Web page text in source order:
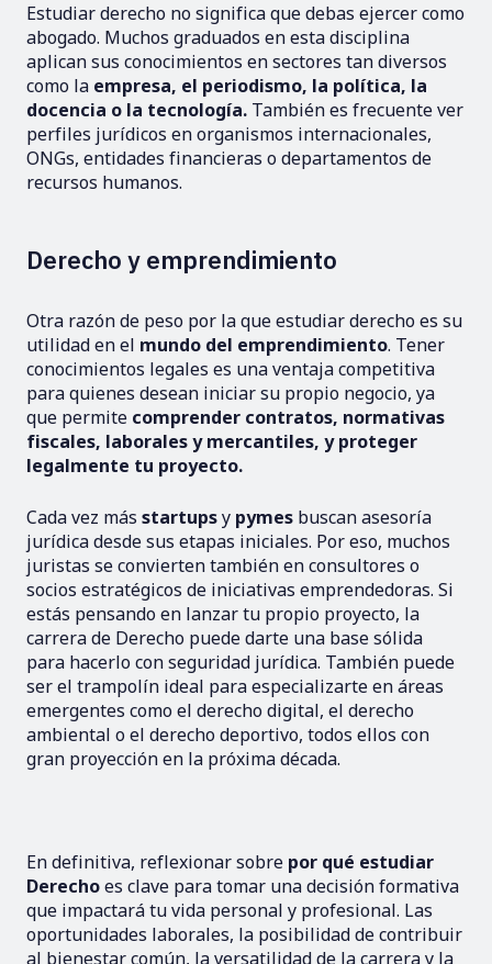
Estudiar derecho no significa que debas ejercer como
abogado. Muchos graduados en esta disciplina
aplican sus conocimientos en sectores tan diversos
como la empresa, el periodismo, la política, la
docencia o la tecnología. También es frecuente ver
perfiles jurídicos en organismos internacionales,
ONGs, entidades financieras o departamentos de
recursos humanos.
Derecho y emprendimiento
Otra razón de peso por la que estudiar derecho es su
utilidad en el mundo del emprendimiento. Tener
conocimientos legales es una ventaja competitiva
para quienes desean iniciar su propio negocio, ya
que permite comprender contratos, normativas
fiscales, laborales y mercantiles, y proteger
legalmente tu proyecto.
Cada vez más startupsy pymes buscan asesoría
jurídica desde sus etapas iniciales. Por eso, muchos
juristas se convierten también en consultores o
socios estratégicos de iniciativas emprendedoras. Si
estás pensando en lanzar tu propio proyecto, la
carrera de Derecho puede darte una base sólida
para hacerlo con seguridad jurídica. También puede
ser el trampolín ideal para especializarte en áreas
emergentes como el derecho digital, el derecho
ambiental o el derecho deportivo, todos ellos con
gran proyección en la próxima década.
En definitiva, reflexionar sobre por qué estudiar
Derechoes clave para tomar una decisión formativa
que impactará tu vida personal y profesional. Las
oportunidades laborales, la posibilidad de contribuir
al bienestar común, la versatilidad de la carrera y la